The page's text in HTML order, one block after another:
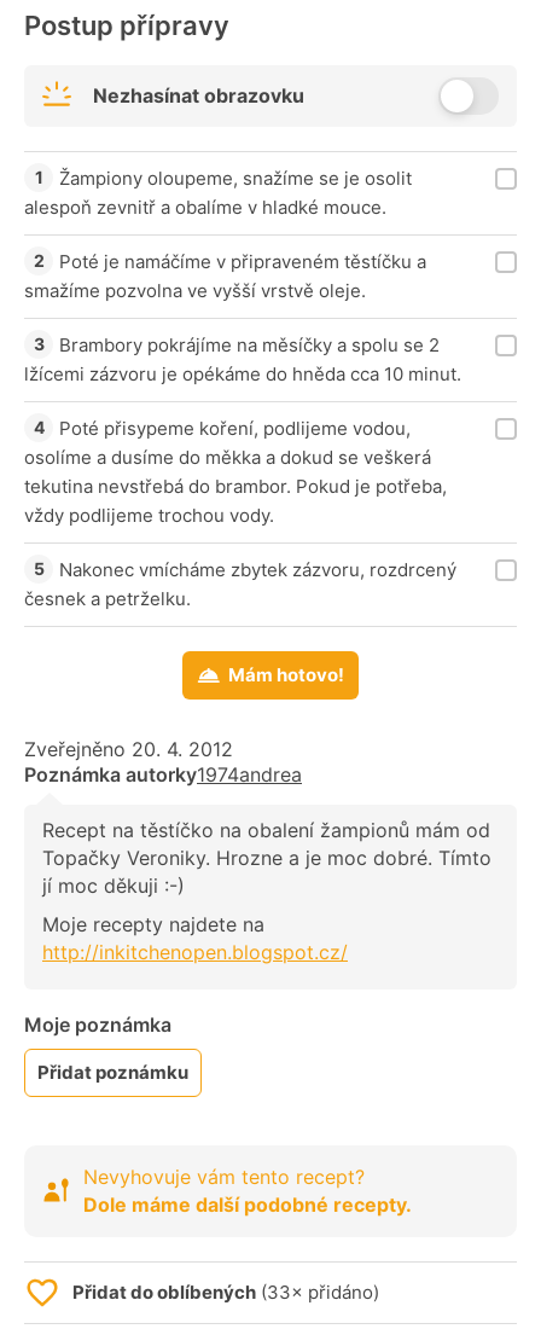
Postup přípravy
Nezhasínat obrazovku
Žampiony oloupeme, snažíme se je osolit
alespoň zevnitř a obalíme v hladké mouce.
Poté je namáčíme v připraveném těstíčku a
smažíme pozvolna ve vyšší vrstvě oleje.
Brambory pokrájíme na měsíčky a spolu se 2
lžícemi zázvoru je opékáme do hněda cca 10 minut.
Poté přisypeme koření, podlijeme vodou,
osolíme a dusíme do měkka a dokud se veškerá
tekutina nevstřebá do brambor. Pokud je potřeba,
vždy podlijeme trochou vody.
Nakonec vmícháme zbytek zázvoru, rozdrcený
česnek a petrželku.
Mám hotovo!
Zveřejněno 20. 4. 2012
Poznámka autorky1974andrea
Recept na těstíčko na obalení žampionů mám od
Topačky Veroniky. Hrozne a je moc dobré. Tímto
jí moc děkuji :-)
Moje recepty najdete na
http://inkitchenopen.blogspot.cz/
Moje poznámka
Přidat poznámku
Nevyhovuje vám tento recept?
Dole máme další podobné recepty.
Přidat do oblíbených (33× přidáno)